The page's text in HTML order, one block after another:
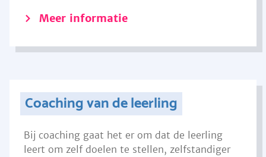
Meer informatie
Coaching van de leerling
Bij coaching gaat het er om dat de leerling
leert om zelf doelen te stellen, zelfstandiger